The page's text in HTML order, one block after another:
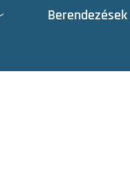
Berendezések